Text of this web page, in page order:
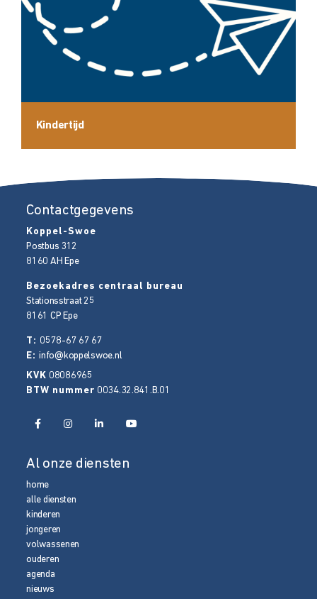
Kindertijd
Contactgegevens
Koppel-Swoe
Postbus 312
8160 AH Epe
Bezoekadres centraal bureau
Stationsstraat 25
8161 CP Epe
T: 0578-67 67 67
E:info@koppelswoe.nl
KVK 08086965
BTW nummer 0034.32.841.B.01
Al onze diensten
home
alle diensten
kinderen
jongeren
volwassenen
ouderen
agenda
nieuws